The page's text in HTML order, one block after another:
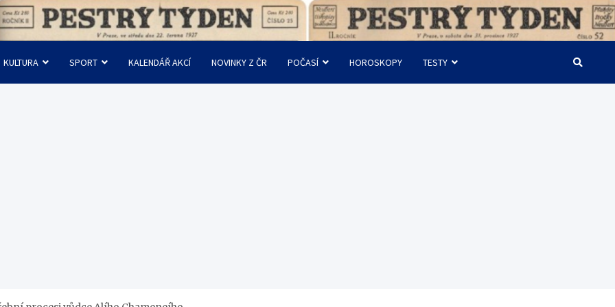
KULTURA SPORT KALENDÁŘ AKCÍ NOVINKY Z ČR POČASÍ HOROSKOPY TESTY